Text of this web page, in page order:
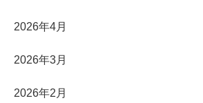
2026年4月
2026年3月
2026年2月